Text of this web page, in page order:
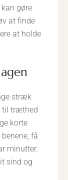
gøre
at finde
at holde
stræk
til træthed
korte
få
minutter.
sind og